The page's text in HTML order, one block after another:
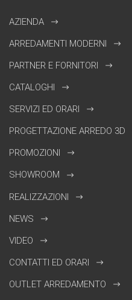
AZIENDA
ARREDAMENTI MODERNI
PARTNER E FORNITORI
CATALOGHI
SERVIZI ED ORARI
PROGETTAZIONE ARREDO 3D
PROMOZIONI
SHOWROOM
REALIZZAZIONI
NEWS
VIDEO
CONTATTI ED ORARI
OUTLET ARREDAMENTO